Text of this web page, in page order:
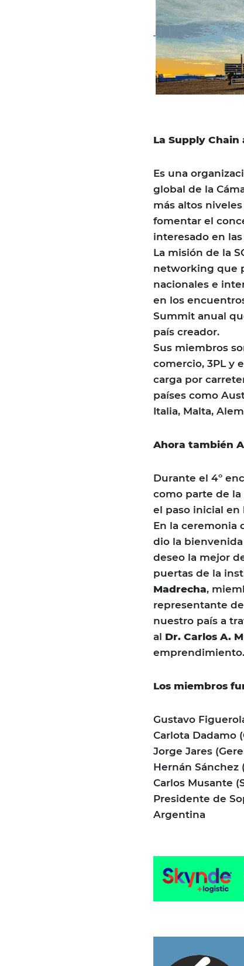
La Supply Chain
Es una
global de la
más altos
fomentar el
interesado en
La misión de la
networking que
nacionales e
en los
Summit anual
país creador.
Sus miembros
comercio, 3PL y
carga por
países como
Italia, Malta,
Ahora también
Durante el 4º
como parte de
el paso inicial en
En la ceremonia
dio la
deseo la mejor
puertas de la
Madrecha,
representante
nuestro país a
al Dr. Carlos A.
emprendimiento.
Los miembros
Gustavo
Carlota Dadamo
Jorge Jares
Hernán Sánchez
Carlos Musante
Presidente de
Argentina